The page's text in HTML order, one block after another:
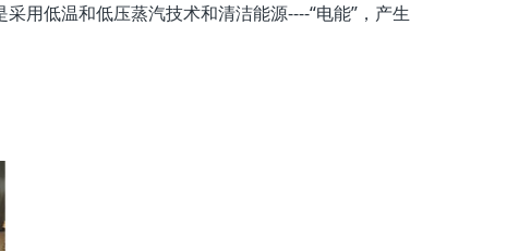
低温和低压蒸汽技术和清洁能源----“电能”，产生